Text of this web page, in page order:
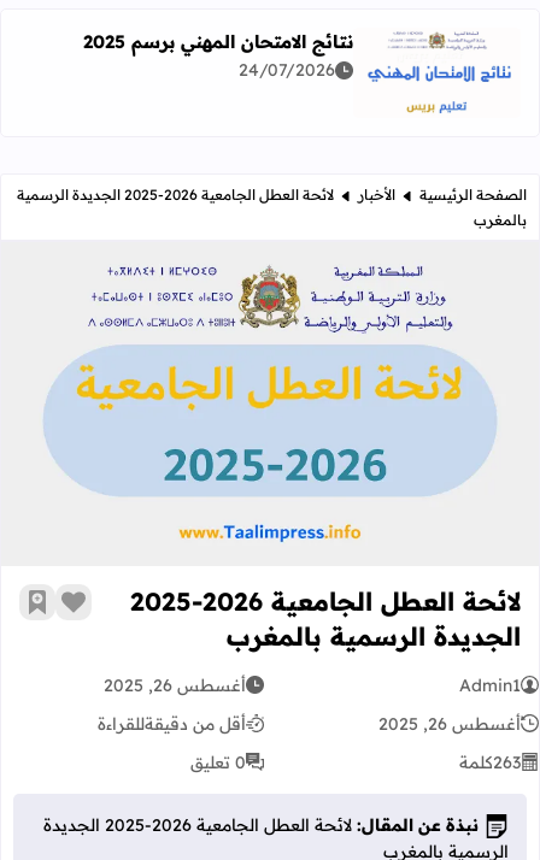
اقرأ المزيد عن نتائج الامتحان المهني برسم 2025
نتائج الامتحان المهني برسم 2025
24/07/2026
الصفحة الرئيسية الأخبار
لائحة العطل الجامعية 2026-2025 الجديدة الرسمية
بالمغرب
لائحة العطل الجامعية 2026-2025 الجديدة الرسمية بالمغرب
لائحة العطل الجامعية 2026-2025
الجديدة الرسمية بالمغرب
زر أضف
Admin1
أغسطس 26, 2025
أغسطس 26, 2025
أقل من دقيقةللقراءة
263كلمة 0 تعليق
نبذة عن المقال:
لائحة العطل الجامعية 2026-2025 الجديدة
الرسمية بالمغرب